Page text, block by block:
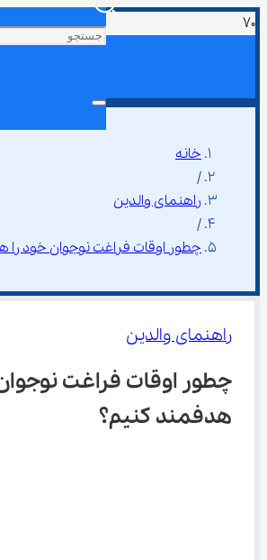
خانه
/
راهنمای والدین
/
چطور اوقات فراغت نوجوان خود را
راهنمای والدین
چطور اوقات فراغت
هدفمند کنیم؟